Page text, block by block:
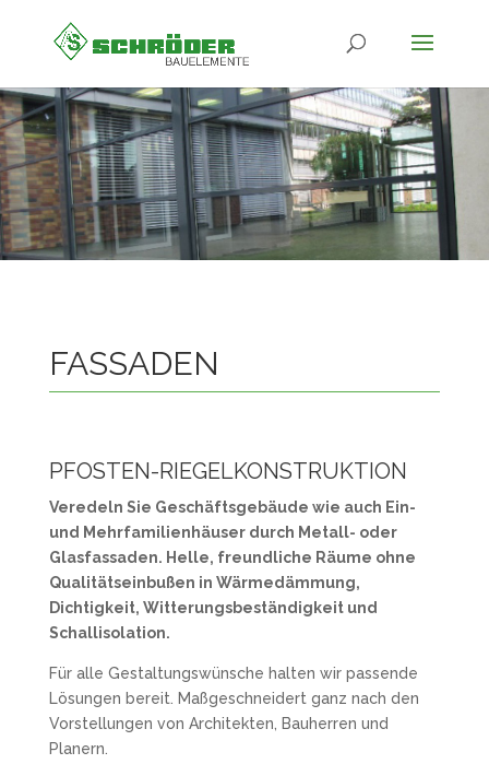
FASSADEN
PFOSTEN-RIEGELKONSTRUKTION
Veredeln Sie Geschäftsgebäude wie auch Ein-
und Mehrfamilienhäuser durch Metall- oder
Glasfassaden. Helle, freundliche Räume ohne
Qualitätseinbußen in Wärmedämmung,
Dichtigkeit, Witterungsbeständigkeit und
Schallisolation.
Für alle Gestaltungswünsche halten wir passende
Lösungen bereit. Maßgeschneidert ganz nach den
Vorstellungen von Architekten, Bauherren und
Planern.